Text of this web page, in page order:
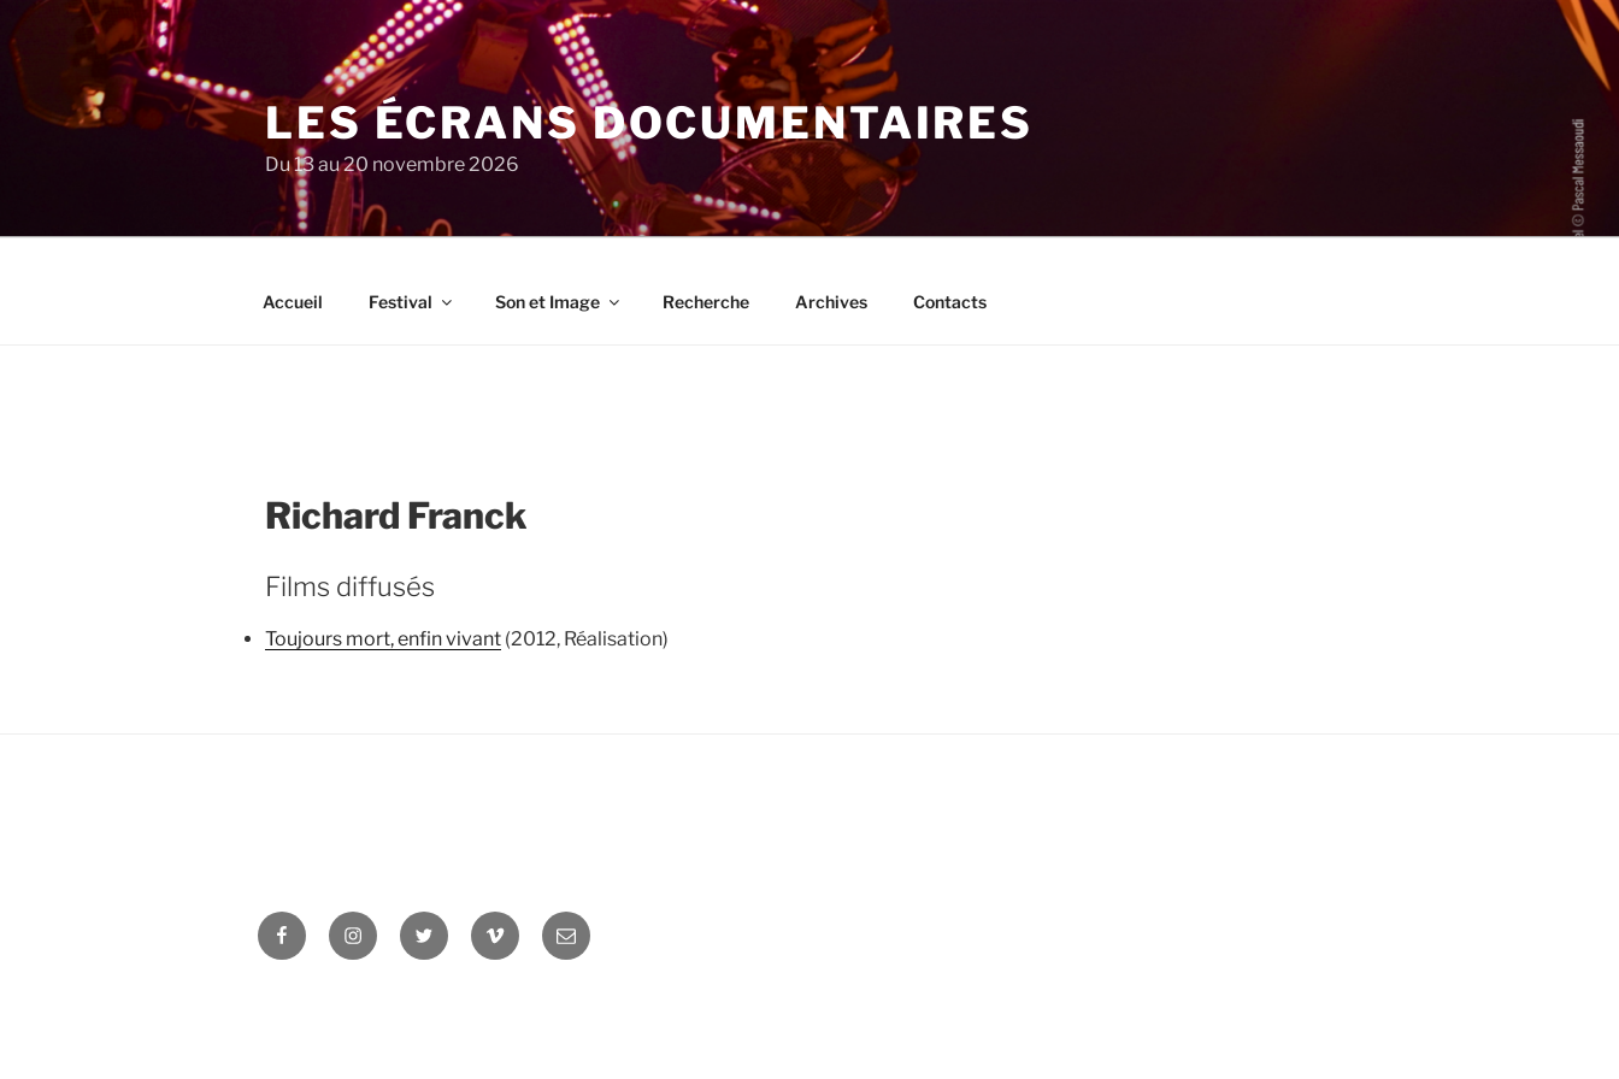
au
contenu
principal
LES ÉCRANS DOCUMENTAIRES
Du 13 au 20 novembre 2026
Accueil Festival Son et Image Recherche Archives Contacts
Richard Franck
Films diffusés
Toujours mort, enfin vivant (2012, Réalisation)
FacebookInstagramTwitter Vimeo Newsletter